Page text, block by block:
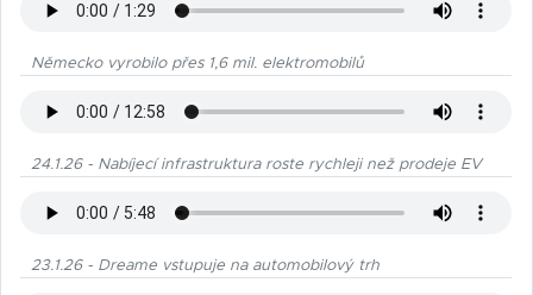
Německo vyrobilo přes 1,6 mil. elektromobilů
24.1.26 - Nabíjecí infrastruktura roste rychleji než prodeje EV
23.1.26 - Dreame vstupuje na automobilový trh